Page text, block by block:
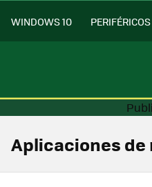
WINDOWS 10 PERIFÉRICOS
Aplicaciones de